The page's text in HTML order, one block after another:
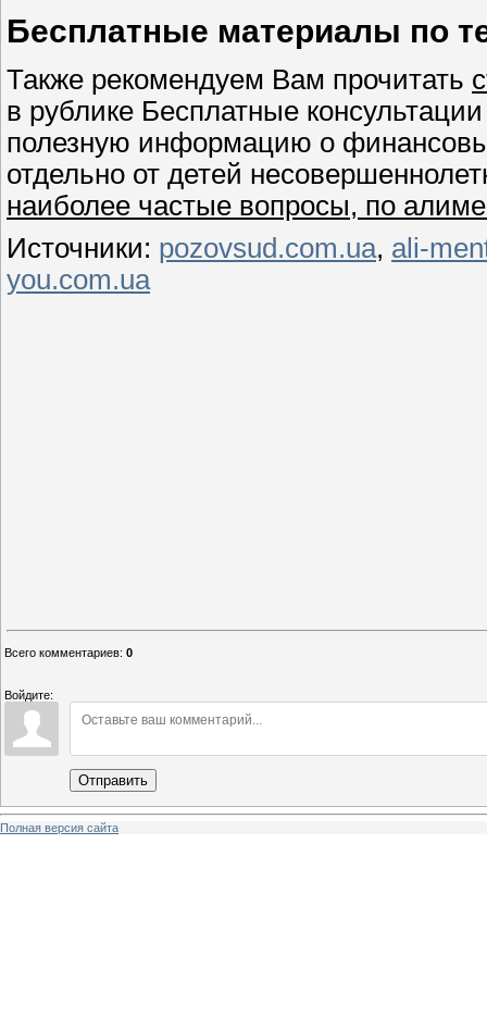
Бесплатные материалы по
Также рекомендуем Вам прочитать
в рублике Бесплатные
полезную информацию о
отдельно от детей
наиболее частые вопросы, по
Источники: pozovsud.com.ua, ali-
you.com.ua
Всего комментариев: 0
Войдите:
Отправить
Полная версия сайта